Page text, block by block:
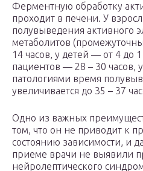
Ферментную обработку
проходит в печени. У
полувыведения активного
метаболитов
14 часов, у детей — от 4 до
пациентов — 28 – 30 часов,
патологиями время
увеличивается до 35 – 37
Одно из важных
том, что он не приводит к
состоянию зависимости, и
приеме врачи не выявили
нейролептического